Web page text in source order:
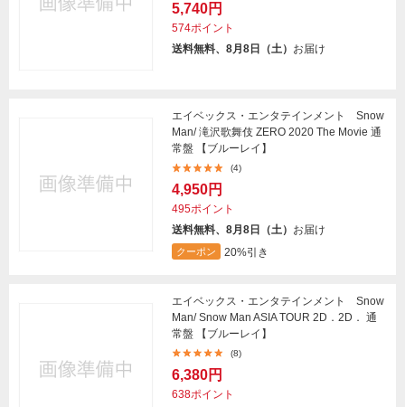
5,740円
574ポイント
送料無料、8月8日（土） お届け
エイベックス・エンタテインメント Snow
Man/ 滝沢歌舞伎 ZERO 2020 The Movie 通
常盤 【ブルーレイ】
(4)
4,950円
495ポイント
送料無料、8月8日（土） お届け
クーポン 20%引き
エイベックス・エンタテインメント Snow
Man/ Snow Man ASIA TOUR 2D．2D． 通
常盤 【ブルーレイ】
(8)
6,380円
638ポイント